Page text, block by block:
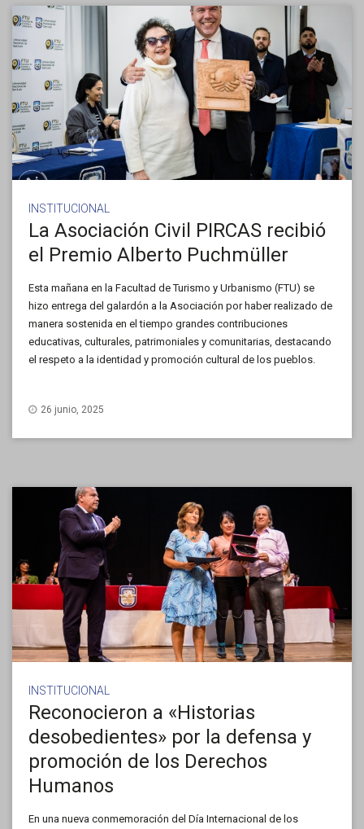
INSTITUCIONAL
La Asociación Civil PIRCAS recibió
el Premio Alberto Puchmüller
Esta mañana en la Facultad de Turismo y Urbanismo (FTU) se
hizo entrega del galardón a la Asociación por haber realizado de
manera sostenida en el tiempo grandes contribuciones
educativas, culturales, patrimoniales y comunitarias, destacando
el respeto a la identidad y promoción cultural de los pueblos.
26 junio, 2025
INSTITUCIONAL
Reconocieron a «Historias
desobedientes» por la defensa y
promoción de los Derechos
Humanos
En una nueva conmemoración del Día Internacional de los